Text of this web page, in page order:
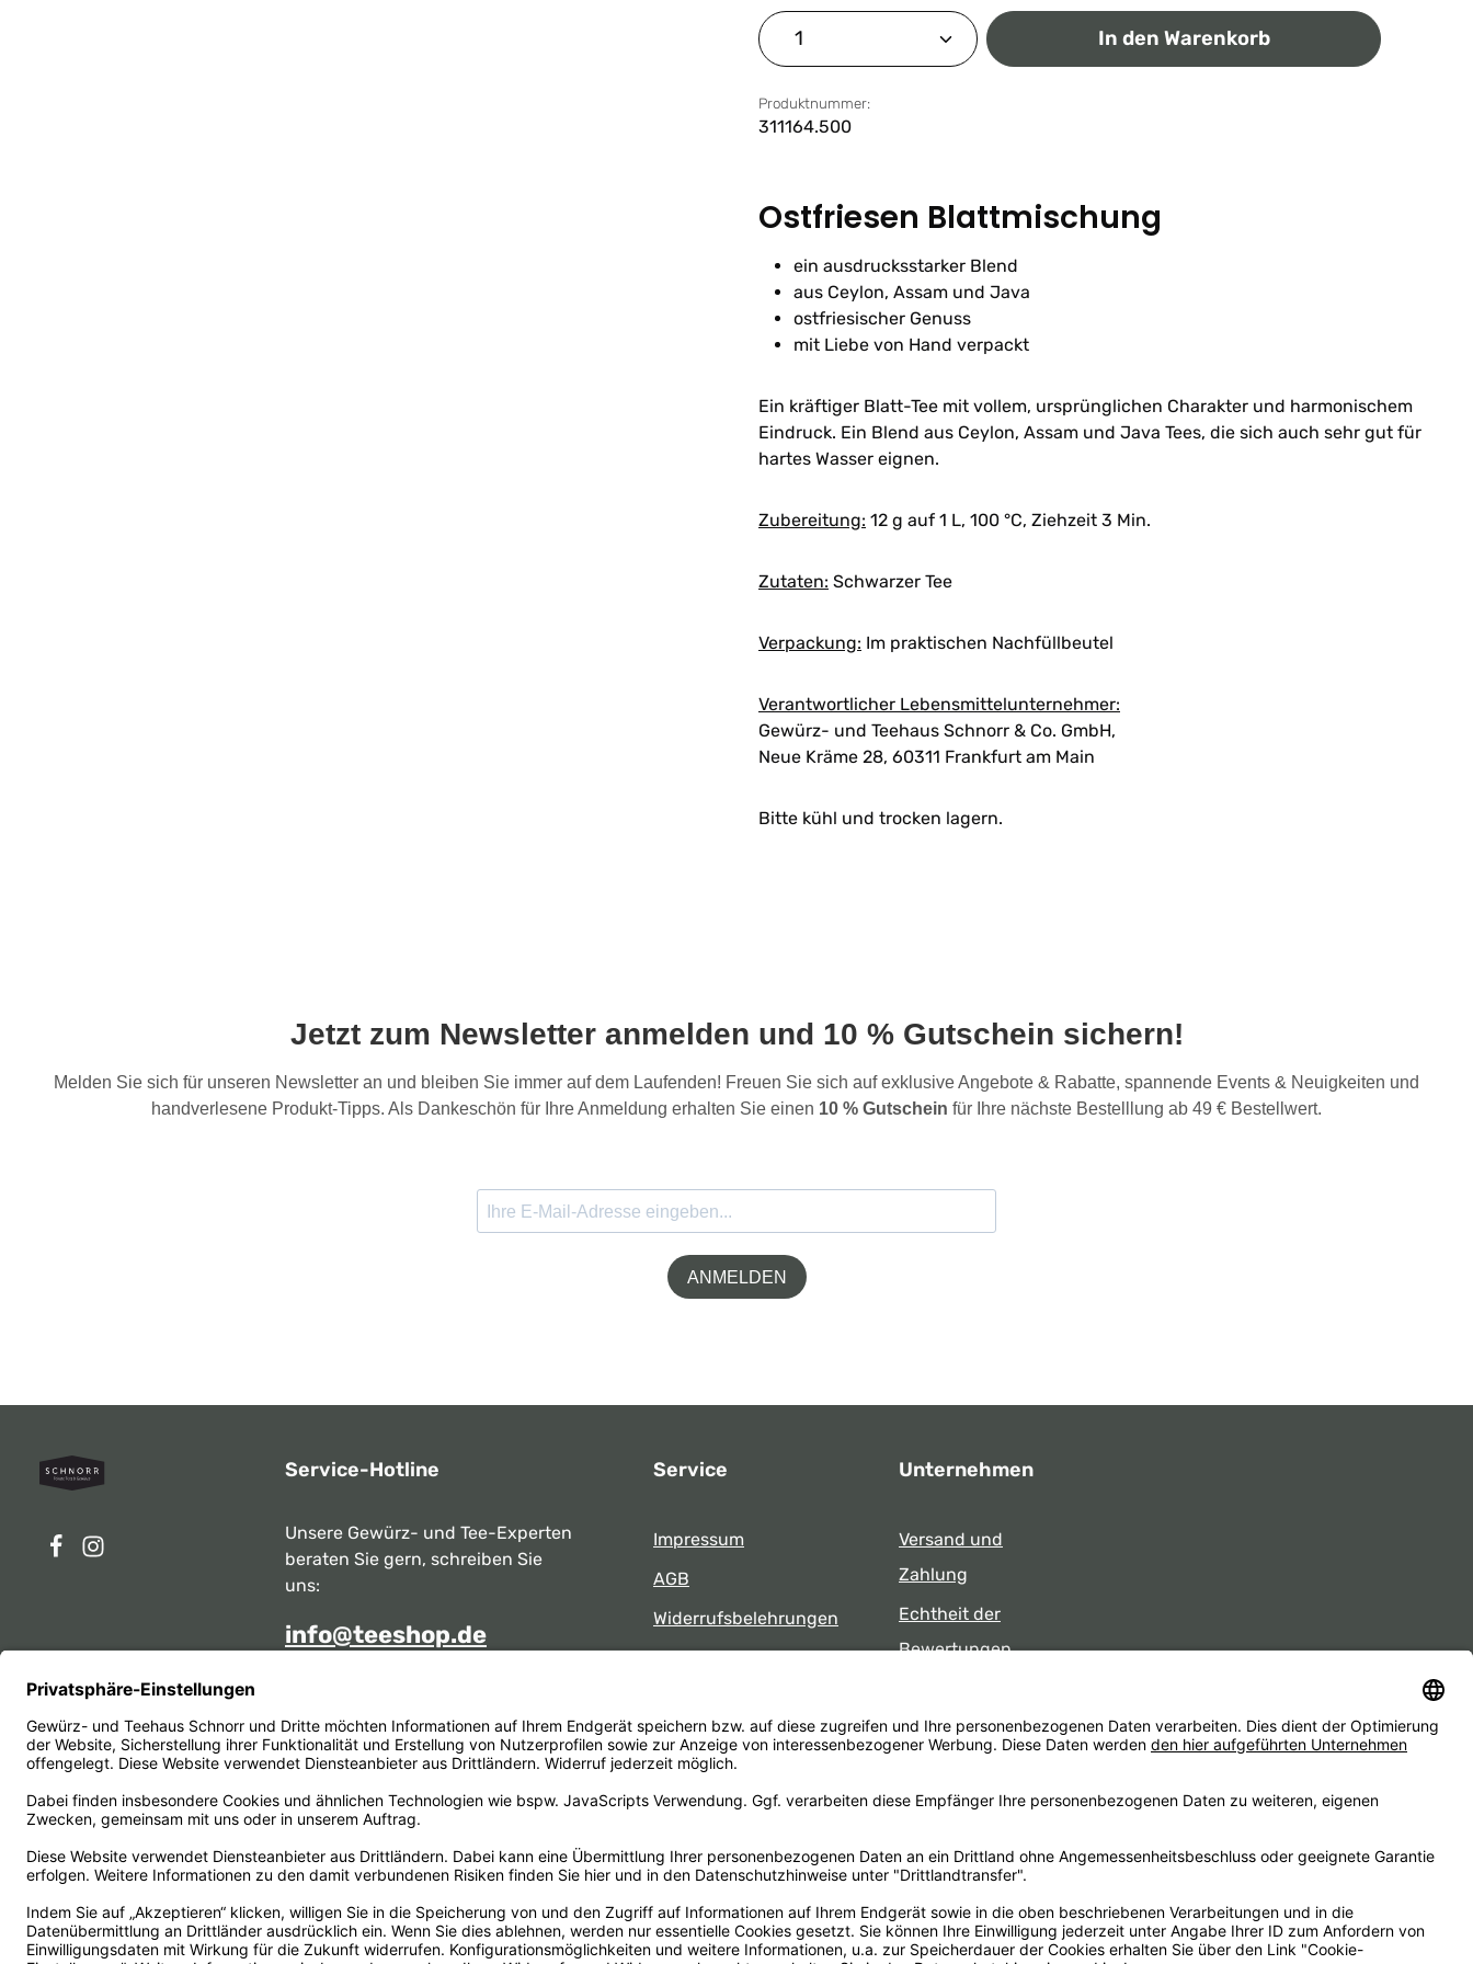
Produkt Anzahl: Gib den gewünschten Wert ein oder
In den Warenkorb
Produktnummer:
311164.500
Ostfriesen Blattmischung
ein ausdrucksstarker Blend
aus Ceylon, Assam und Java
ostfriesischer Genuss
mit Liebe von Hand verpackt
Ein kräftiger Blatt-Tee mit vollem, ursprünglichen Charakter und harmonischem
Eindruck. Ein Blend aus Ceylon, Assam und Java Tees, die sich auch sehr gut für
hartes Wasser eignen.
Zubereitung: 12 g auf 1 L, 100 °C, Ziehzeit 3 Min.
Zutaten: Schwarzer Tee
Verpackung: Im praktischen Nachfüllbeutel
Verantwortlicher Lebensmittelunternehmer:
Gewürz- und Teehaus Schnorr & Co. GmbH,
Neue Kräme 28, 60311 Frankfurt am Main
Bitte kühl und trocken lagern.
Jetzt zum Newsletter anmelden und 10 % Gutschein sichern!
Melden Sie sich für unseren Newsletter an und bleiben Sie immer auf dem Laufenden! Freuen Sie sich auf exklusive Angebote & Rabatte, spannende Events & Neuigkeiten und
handverlesene Produkt-Tipps. Als Dankeschön für Ihre Anmeldung erhalten Sie einen 10 % Gutschein für Ihre nächste Bestelllung ab 49 € Bestellwert.
ANMELDEN
Service-Hotline
Unsere Gewürz- und Tee-Experten
beraten Sie gern, schreiben Sie
uns:
info@teeshop.de
Mo - Sa zwischen 10:00 - 17:00 Uhr
unter:
Vertrag widerrufen
Service
Impressum
AGB
Widerrufsbelehrungen
Datenschutz
Unternehmen
Versand und
Zahlung
Echtheit der
Bewertungen
Laden